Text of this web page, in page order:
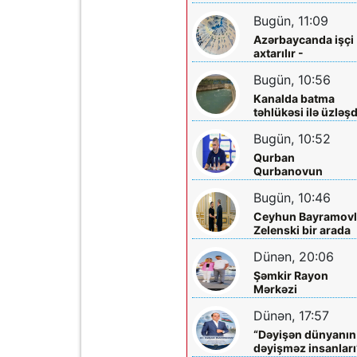
sakinləri ilə
Bugün, 11:09
Azərbaycanda işçi
axtarılır -
Əməkhaqqı 10 min
manatdır
Bugün, 10:56
Kanalda batma
təhlükəsi ilə
- Xilas edildi
Bugün, 10:52
Qurban
Qurbanovun
qəzəbinin qarşılığı
nə olacaq?
Bugün, 10:46
Ceyhun
Zelenski bir arada
Dünən, 20:06
Şəmkir Rayon
Mərkəzi
Xəstəxanasının
həkimi Ceyhun
Rəsulov və arvadı
Arzu Əskərovanın
Dünən, 17:57
“Dəyişən dünyanın
dəyişməz